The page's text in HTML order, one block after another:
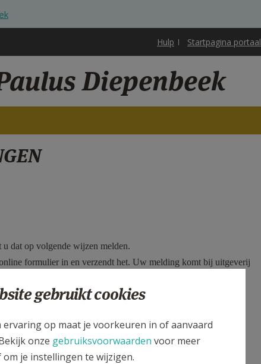
Hulp Startpagina portaal
Diepenbeek
dat op volgende wijzen melden.
formulier in en verzendt het. Uw melding komt bij uitgeverij
gebruikt cookies
ervaring op maat je voorkeuren in of aanvaard
onze gebruiksvoorwaarden voor meer
je instellingen te wijzigen.